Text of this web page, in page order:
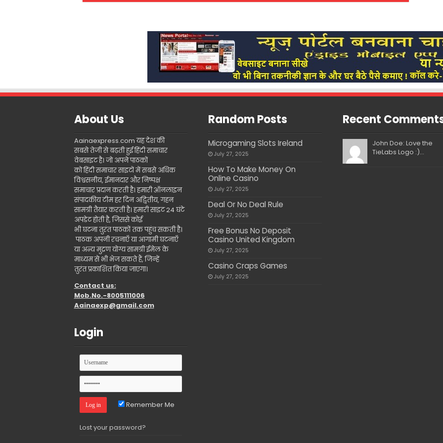
About Us
Aainaexpress.com यह देश की
सबसे तेजी से बढ़ती हुई हिंदी समाचार
वेबसाइट है। जो अपने पाठकों
को हिंदी समाचार साइटों में सबसे अधिक
विश्वसनीय, ईमानदार और निष्पक्ष
समाचार प्रदान करती है। हमारी ऑनलाइन
संपादकीय टीम हर दिन अद्वितीय, गहन
सामग्री तैयार करती है। हमारी साइट 24 घंटे
अपडेट होती है, जिससे कोई
भी घटना तुरंत पाठकों तक पहुंच सकती है।
पाठक अपनी रचनाएँ या आगामी घटनाएँ
या अन्य मुद्रण योग्य सामग्री ईमेल के
माध्यम से भी भेज सकते हैं, जिन्हें
तुरंत प्रकाशित किया जाएगा।
Contact us:
Mob.No.-8005111006
Aainaexp@gmail.com
Login
Remember Me
Lost your password?
Random Posts
Microgaming Slots Ireland
July 27, 2025
How To Make Money On
Online Casino
July 27, 2025
Deal Or No Deal Rule
July 27, 2025
Free Bonus No Deposit
Casino United Kingdom
July 27, 2025
Casino Craps Games
July 27, 2025
Recent
John Doe: Love the
TieLabs Logo :)...